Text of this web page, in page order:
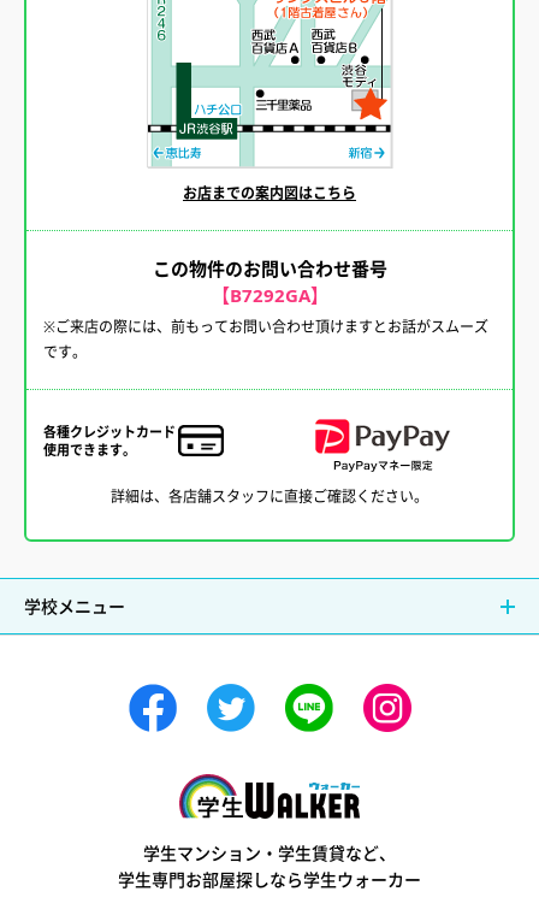
お店までの案内図はこちら
この物件のお問い合わせ番号
【B7292GA】
※ご来店の際には、前もってお問い合わせ頂けますとお話がスムーズ
です。
各種クレジットカード
使用できます。
詳細は、各店舗スタッフに直接ご確認ください。
学校メニュー
学生マンション・学生賃貸など、
学生専門お部屋探しなら学生ウォーカー